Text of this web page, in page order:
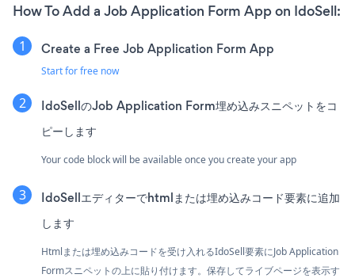
How To Add a Job Application Form App on IdoSell:
Create a Free Job Application Form App
Start for free now
IdoSellのJob Application Form埋め込みスニペットをコ
ピーします
Your code block will be available once you create your app
IdoSellエディターでhtmlまたは埋め込みコード要素に追加
します
Htmlまたは埋め込みコードを受け入れるIdoSell要素にJob Application
Formスニペットの上に貼り付けます。保存してライブページを表示す